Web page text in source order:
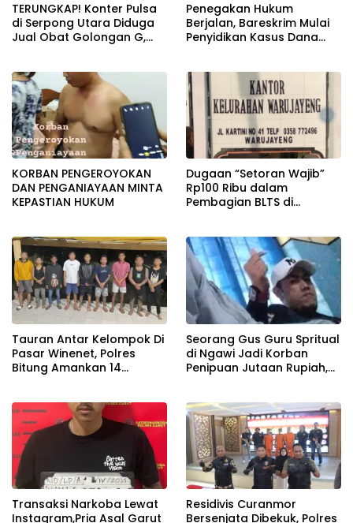
TERUNGKAP! Konter Pulsa
di Serpong Utara Diduga
Jual Obat Golongan G,
Penegakan Hukum
Berjalan, Bareskrim Mulai
Penyidikan Kasus Dana
KORBAN PENGEROYOKAN
DAN PENGANIAYAAN MINTA
KEPASTIAN HUKUM
Dugaan “Setoran Wajib”
Rp100 Ribu dalam
Pembagian BLTS di
Motif Pemotongan Masih
Misterius
Tauran Antar Kelompok Di
Pasar Winenet, Polres
Bitung Amankan 14
Seorang Gus Guru Spritual
di Ngawi Jadi Korban
Penipuan Jutaan Rupiah,
Transaksi Narkoba Lewat
Instagram,Pria Asal Garut
Residivis Curanmor
Bersenjata Dibekuk, Polres